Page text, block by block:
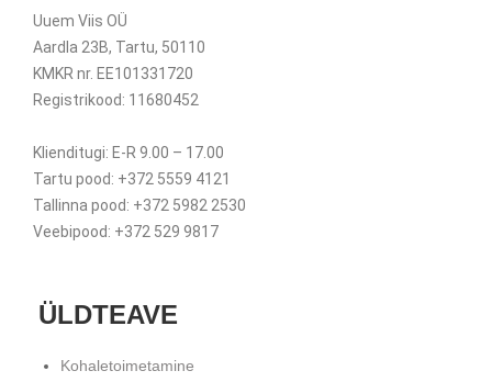
Uuem Viis OÜ
Aardla 23B, Tartu, 50110
KMKR nr. EE101331720
Registrikood: 11680452
Klienditugi: E-R 9.00 – 17.00
Tartu pood: +372 5559 4121
Tallinna pood: +372 5982 2530
Veebipood: +372 529 9817
ÜLDTEAVE
Kohaletoimetamine